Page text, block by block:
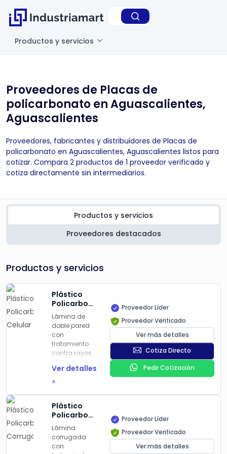
Productos y servicios
Proveedores de Placas de
policarbonato en Aguascalientes,
Aguascalientes
Proveedores, fabricantes y distribuidores de Placas de
policarbonato en Aguascalientes, Aguascalientes listos para
cotizar. Compara 2 productos de 1 proveedor verificado y
cotiza directamente sin intermediarios.
Productos y servicios
Proveedores destacados
Productos y servicios
Plástico
Policarbonato
Celular
Lámina de
doble pared
con
tratamiento
contra rayos
una de sus
caras. Muy
térmico que el
vidrio y
mucho más
resistente, pero
solamente
Ver detalles
>
Proveedor Líder
Proveedor Verificado
Ver más detalles
Cotiza Directo
Pedir Cotización
Plástico
Policarbonato
Corrugado
Lámina
corrugada
con
Proveedor Líder
Proveedor Verificado
Ver más detalles